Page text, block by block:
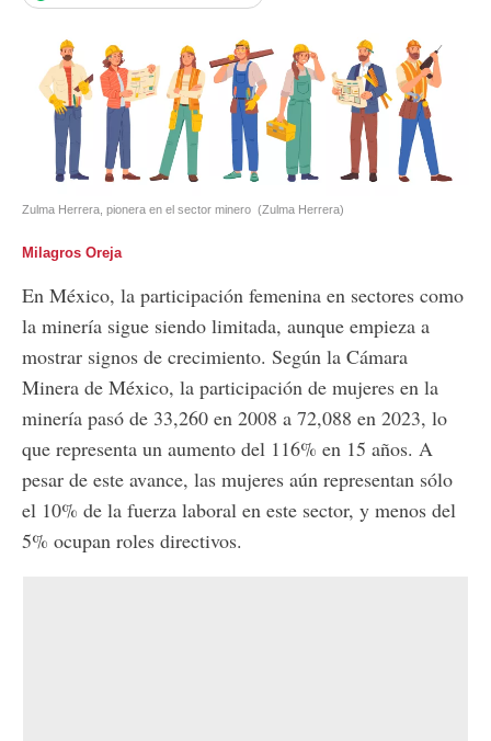
Zulma Herrera, pionera en el sector minero (Zulma Herrera)
Milagros Oreja
En México, la participación femenina en sectores como
la minería sigue siendo limitada, aunque empieza a
mostrar signos de crecimiento. Según la Cámara
Minera de México, la participación de mujeres en la
minería pasó de 33,260 en 2008 a 72,088 en 2023, lo
que representa un aumento del 116% en 15 años. A
pesar de este avance, las mujeres aún representan sólo
el 10% de la fuerza laboral en este sector, y menos del
5% ocupan roles directivos.